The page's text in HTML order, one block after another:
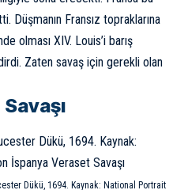
Düşmanın Fransız topraklarına
olması XIV. Louis’i barış
Zaten savaş için gerekli olan
Dükü, 1694. Kaynak: National Portrait